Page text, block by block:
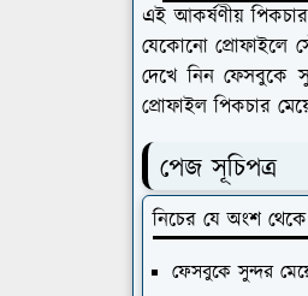
এই আকর্ষণীয়
যেকোনো প্রোফাইলে
দেখে নিন ফেসবুকে
প্রোফাইল পিকচার
পেজ সূচিপত্র
নিচের যে অংশ
ফেসবুকে সুন্দর